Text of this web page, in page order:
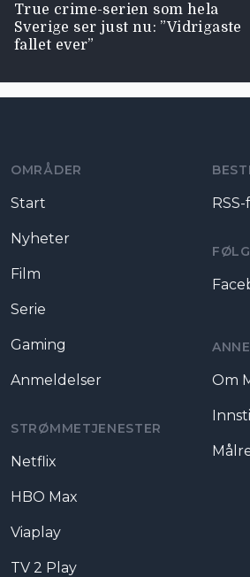
True crime-serien som hela
Sverige ser just nu: ”Vidrigaste
fallet ever”
OMRÅDER
Start
Nyheter
Film
Serie
Gaming
Anmeldelser
STRØMMETJENESTER
Netflix
HBO Max
Viaplay
TV 2 Play
Om